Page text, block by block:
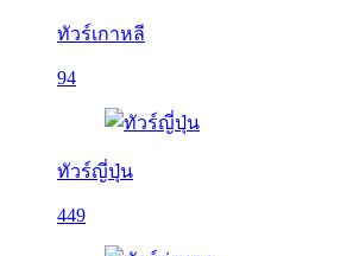
ทัวร์เกาหลี
94
ทัวร์ญี่ปุ่น
449